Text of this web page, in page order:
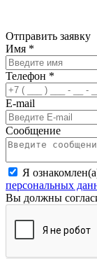
Отправить заявку
Имя *
Телефон *
E-mail
Сообщение
Я
персональных
Вы должны